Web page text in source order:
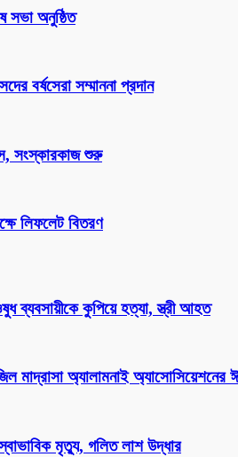
সভা অনুষ্ঠিত
বর্ষসেরা সম্মাননা প্রদান
সংস্কারকাজ শুরু
লিফলেট বিতরণ
ব্যবসায়ীকে কুপিয়ে হত্যা, স্ত্রী আহত
মাদ্রাসা অ্যালামনাই অ্যাসোসিয়েশনের
মৃত্যু, গলিত লাশ উদ্ধার